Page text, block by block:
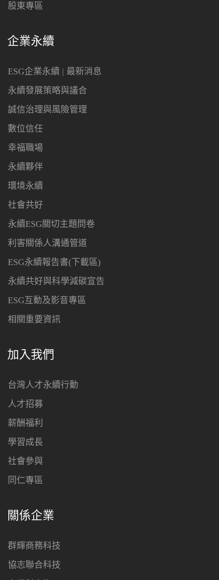
股東專區
企業永續
ESG企業永續 | 最新消息
永續發展策略與議合
誠信治理與風險管理
數位信任
幸福職場
永續夥伴
環境永續
社會共好
永續ESG關切主題問卷
利害關係人溝通管道
ESG永續報告書(下載區)
永續共好與科學減碳宣告
ESG互動及影音專區
相關重要資訊
加入我們
台灣人才永續行動
人才招募
薪酬福利
學習成長
社會參與
同仁專區
關係企業
群輝商務科技
協志聯合科技